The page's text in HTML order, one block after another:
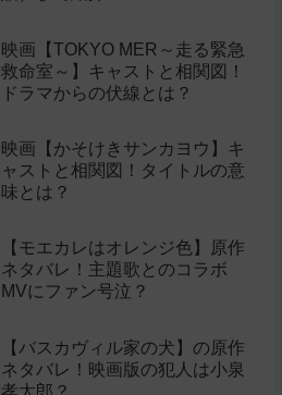
映画【TOKYO MER～走る緊急
救命室～】キャストと相関図！
ドラマからの伏線とは？
映画【かそけきサンカヨウ】キ
ャストと相関図！タイトルの意
味とは？
【モエカレはオレンジ色】原作
ネタバレ！主題歌とのコラボ
MVにファン号泣？
【バスカヴィル家の犬】の原作
ネタバレ！映画版の犯人は小泉
孝太郎？